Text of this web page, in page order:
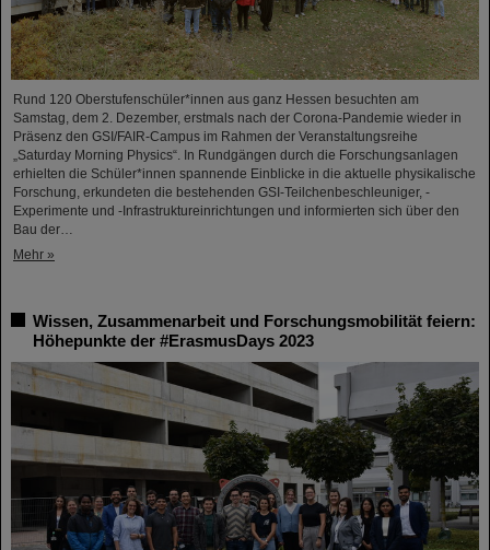
Rund 120 Oberstufenschüler*innen aus ganz Hessen besuchten am
Samstag, dem 2. Dezember, erstmals nach der Corona-Pandemie wieder in
Präsenz den GSI/FAIR-Campus im Rahmen der Veranstaltungsreihe
„Saturday Morning Physics“. In Rundgängen durch die Forschungsanlagen
erhielten die Schüler*innen spannende Einblicke in die aktuelle physikalische
Forschung, erkundeten die bestehenden GSI-Teilchenbeschleuniger, -
Experimente und -Infrastruktureinrichtungen und informierten sich über den
Bau der…
Mehr »
Wissen, Zusammenarbeit und Forschungsmobilität feiern:
Höhepunkte der #ErasmusDays 2023